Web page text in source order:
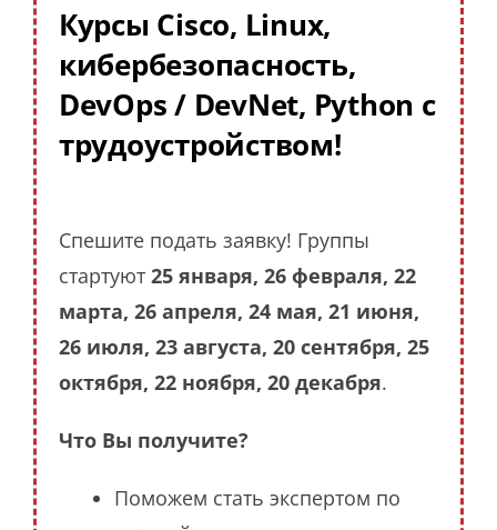
Курсы Cisco, Linux,
кибербезопасность,
DevOps / DevNet, Python с
трудоустройством!
Спешите подать заявку! Группы
стартуют 25 января, 26 февраля, 22
марта, 26 апреля, 24 мая, 21 июня,
26 июля, 23 августа, 20 сентября, 25
октября, 22 ноября, 20 декабря.
Что Вы получите?
Поможем стать экспертом по